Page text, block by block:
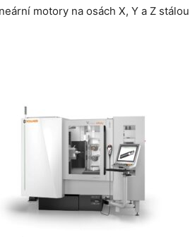
motory na osách X, Y a Z stálou